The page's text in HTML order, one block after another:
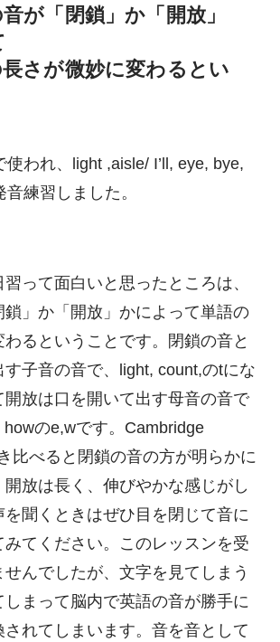
が「閉鎖」か「開放」
さが微妙に変わるとい
われ、light ,aisle/ I’ll, eye, bye,
練習しました。
って面白いと思ったところは、
」か「開放」かによって単語の
るということです。閉鎖の音と
す子音の音で、light, count,のtにな
開放は口を開いて出す母音の音で
のe,wです。Cambridge
比べると閉鎖の音の方が明らかに
放は長く、伸びやかな感じがし
を聞くときはぜひ目を閉じて音に
てください。このレッスンを受
んでしたが、文字を見てしまう
しまって脳内で英語の音が勝手に
されてしまいます。音を音として